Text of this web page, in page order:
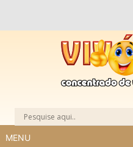
MENU